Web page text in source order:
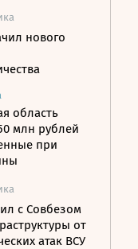
нового
область
млн рублей
при
с Совбезом
от
атак ВСУ